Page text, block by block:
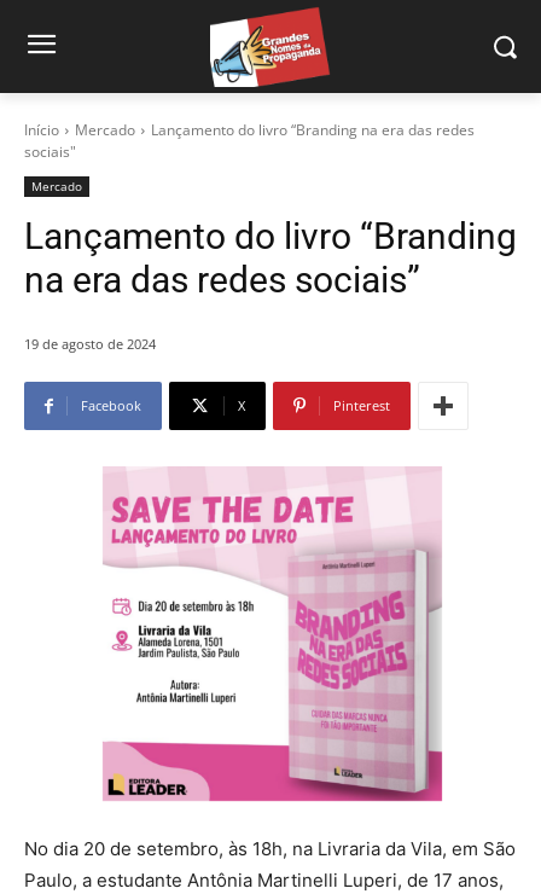
Início Mercado
Lançamento do livro “Branding na era das redes
sociais"
Mercado
Lançamento do livro “Branding
na era das redes sociais”
19 de agosto de 2024
Facebook X Pinterest
No dia 20 de setembro, às 18h, na Livraria da Vila, em São
Paulo, a estudante Antônia Martinelli Luperi, de 17 anos,